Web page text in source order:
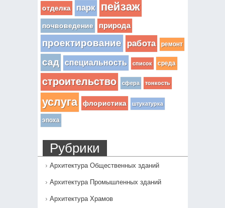
отделка парк пейзаж
почвоведение природа
проектирование работа ремонт
сад специальность список среда
строительство сфера тонкость
услуга флористика штукатурка
эпоха
Рубрики
Архитектура Общественных зданий
Архитектура Промышленных зданий
Архитектура Храмов